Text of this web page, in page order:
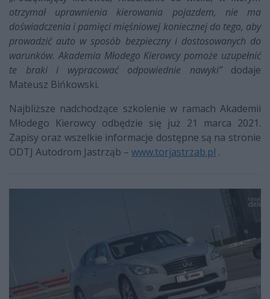
otrzymał uprawnienia kierowania pojazdem, nie ma
doświadczenia i pamięci mięśniowej koniecznej do tego, aby
prowadzić auto w sposób bezpieczny i dostosowanych do
warunków. Akademia Młodego Kierowcy pomoże uzupełnić
te braki i wypracować odpowiednie nawyki” dodaje
Mateusz Bińkowski.
Najbliższe nadchodzące szkolenie w ramach Akademii
Młodego Kierowcy odbędzie się już 21 marca 2021.
Zapisy oraz wszelkie informacje dostępne są na stronie
ODTJ Autodrom Jastrząb – www.torjastrzab.pl .